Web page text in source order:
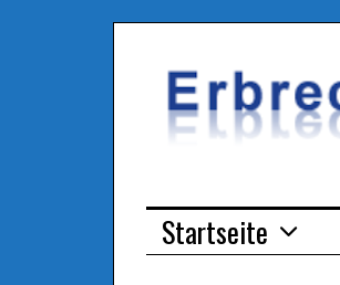
Startseite